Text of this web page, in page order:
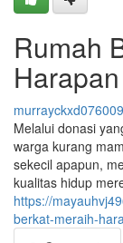
Rumah
murrayckxd076009
Melalui donasi
warga kurang
sekecil apapun,
kualitas hidup
https://
berkat-meraih-